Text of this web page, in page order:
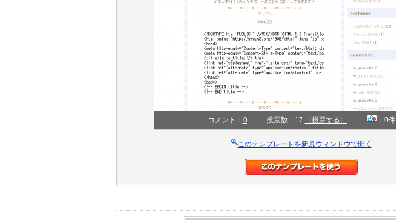
コメント： 0 投票数：17 （投票する） ：0件
このテンプレートを新規ウィンドウで開く